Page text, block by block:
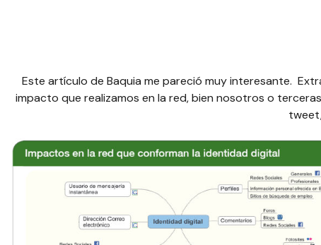
Este artículo de Baquia me pareció muy interesante.
impacto que realizamos en la red, bien nosotros o